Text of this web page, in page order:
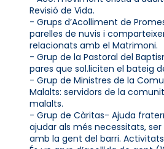
Revisió de Vida.
- Grups d’Acolliment de
parelles de nuvis i
relacionats amb el Matrimoni.
- Grup de la Pastoral del
pares que sol.liciten el bateig
- Grup de Ministres de la
Malalts: servidors de la
malalts.
- Grup de Càritas- Ajuda
ajudar als més necessitats,
amb la gent del barri.